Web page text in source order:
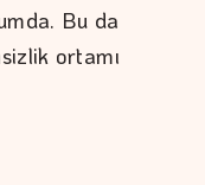
Bu da
ortamı